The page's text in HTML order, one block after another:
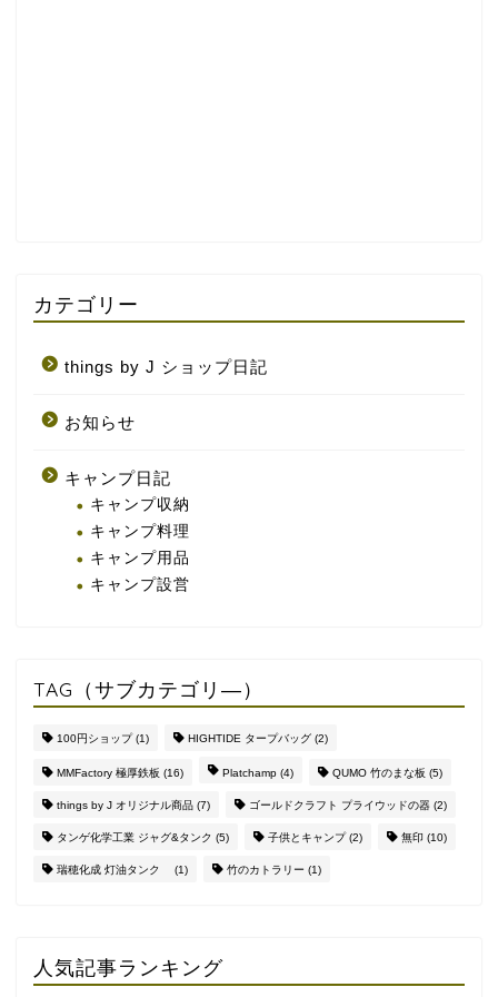
カテゴリー
things by J ショップ日記
お知らせ
キャンプ日記
キャンプ収納
キャンプ料理
キャンプ用品
キャンプ設営
TAG（サブカテゴリ―）
100円ショップ(1) HIGHTIDE タープバッグ (2)
MMFactory 極厚鉄板 (16) Platchamp (4) QUMO 竹のまな板 (5)
things by J オリジナル商品 (7) ゴールドクラフト プライウッドの器 (2)
タンゲ化学工業 ジャグ&タンク (5) 子供とキャンプ(2) 無印 (10)
瑞穂化成 灯油タンク (1) 竹のカトラリー (1)
人気記事ランキング